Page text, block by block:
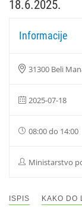
18.6.2025.
Informacije
31300 Beli
2025-07-18
08:00 do 14:00
Ministarstvo
ISPIS KAKO DO